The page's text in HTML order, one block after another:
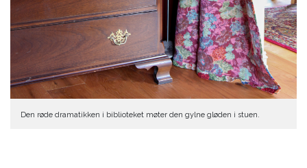
Den røde dramatikken i biblioteket møter den gylne gløden i stuen.